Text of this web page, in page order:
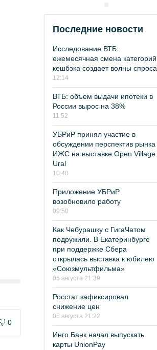
0
Последние новости
Исследование ВТБ:
ежемесячная смена категорий
кешбэка создает волны спроса
12:14
ВТБ: объем выдачи ипотеки в
России вырос на 38%
11:52
УБРиР принял участие в
обсуждении перспектив рынка
ИЖС на выставке Open Village
Ural
10:40
Приложение УБРиР
возобновило работу
09:50
Как Чебурашку с ГигаЧатом
подружили. В Екатеринбурге
при поддержке Сбера
открылась выставка к юбилею
«Союзмультфильма»
05 августа 21:39
Росстат зафиксировал
снижение цен
05 августа 21:22
Инго Банк начал выпускать
карты UnionPay